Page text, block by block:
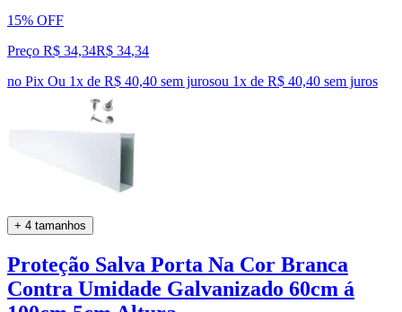
15% OFF
Preço R$ 34,34R$ 34,34
no Pix Ou 1x de R$ 40,40 sem jurosou 1x de R$ 40,40 sem juros
+ 4 tamanhos
Proteção Salva Porta Na Cor Branca
Contra Umidade Galvanizado 60cm á